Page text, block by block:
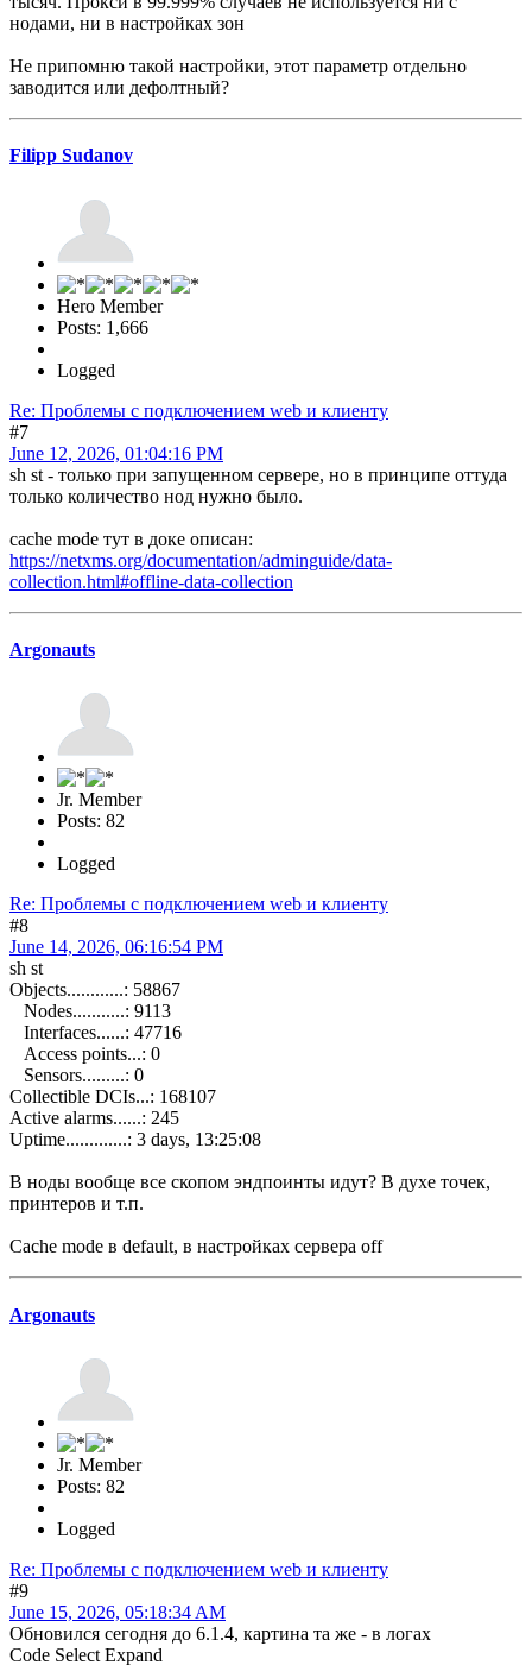
нодами, ни в настройках зон
Не припомню такой настройки, этот параметр отдельно
заводится или дефолтный?
Filipp Sudanov
Hero Member
Posts: 1,666
Logged
Re: Проблемы с подключением web и клиенту
#7
June 12, 2026, 01:04:16 PM
sh st - только при запущенном сервере, но в принципе оттуда
только количество нод нужно было.
cache mode тут в доке описан:
https://netxms.org/documentation/adminguide/data-
collection.html#offline-data-collection
Argonauts
Jr. Member
Posts: 82
Logged
Re: Проблемы с подключением web и клиенту
#8
June 14, 2026, 06:16:54 PM
sh st
Objects............: 58867
Nodes...........: 9113
Interfaces......: 47716
Access points...: 0
Sensors.........: 0
Collectible DCIs...: 168107
Active alarms......: 245
Uptime.............: 3 days, 13:25:08
В ноды вообще все скопом эндпоинты идут? В духе точек,
принтеров и т.п.
Cache mode в default, в настройках сервера off
Argonauts
Jr. Member
Posts: 82
Logged
Re: Проблемы с подключением web и клиенту
#9
June 15, 2026, 05:18:34 AM
Обновился сегодня до 6.1.4, картина та же - в логах
Code Select Expand